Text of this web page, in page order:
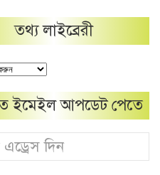
তথ্য লাইব্রেরী
ইমেইল আপডেট পেতে